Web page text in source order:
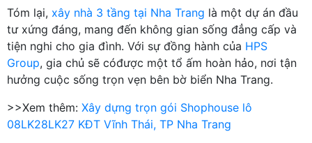
Tóm lại, xây nhà 3 tầng tại Nha Trang là một dự án đầu
tư xứng đáng, mang đến không gian sống đẳng cấp và
tiện nghi cho gia đình. Với sự đồng hành của HPS
Group, gia chủ sẽ cóđược một tổ ấm hoàn hảo, nơi tận
hưởng cuộc sống trọn vẹn bên bờ biển Nha Trang.
>>Xem thêm: Xây dựng trọn gói Shophouse lô
08LK28LK27 KĐT Vĩnh Thái, TP Nha Trang